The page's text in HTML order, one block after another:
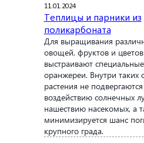
11.01.2024
Теплицы и парники из
поликарбоната
Для выращивания
овощей, фруктов и
выстраивают
оранжереи. Внутри таких
растения не
воздействию солнечных
нашествию насекомых, а
минимизируется шанс
крупного града.